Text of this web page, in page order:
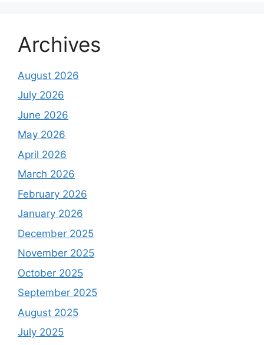
Archives
August 2026
July 2026
June 2026
May 2026
April 2026
March 2026
February 2026
January 2026
December 2025
November 2025
October 2025
September 2025
August 2025
July 2025